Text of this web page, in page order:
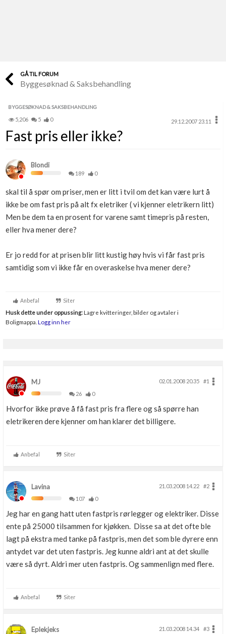
Finn håndverkere
Papirer som mangler
Skaff dokumentasjon som mangler
Kundeservice
Få svar på det du lurer på
Kom i gang med Boligmappa
Se din bolig? Klikk her
GÅ TIL FORUM
Byggesøknad & Saksbehandling
BYGGESØKNAD & SAKSBEHANDLING
5,206 5 0 29.12.2007 23.11
Fast pris eller ikke?
Blondi
189 0
skal til å spør om priser, men er litt i tvil om det kan være lurt å
ikke be om fast pris på alt fx eletriker ( vi kjenner eletrikern litt)
Men be dem ta en prosent for varene samt timepris på resten,
eller hva mener dere?
Er jo redd for at prisen blir litt kustig høy hvis vi får fast pris
samtidig som vi ikke får en overaskelse hva mener dere?
Anbefal Siter
Husk dette under oppussing:Lagre kvitteringer, bilder og avtaler i
Boligmappa. Logg inn her
MJ 02.01.2008 20.35
#1
26
0
Hvorfor ikke prøve å få fast pris fra flere og så spørre han
eletrikeren dere kjenner om han klarer det billigere.
Anbefal Siter
Lavina 21.03.2008 14.22
#2
107
0
Jeg har en gang hatt uten fastpris rørlegger og elektriker. Disse
ente på 25000 tilsammen for kjøkken. Disse sa at det ofte ble
lagt på ekstra med tanke på fastpris, men det som ble dyrere enn
antydet var det uten fastpris. Jeg kunne aldri ant at det skulle
være så dyrt. Aldri mer uten fastpris. Og sammenlign med flere.
Anbefal Siter
Eplekjeks 21.03.2008 14.34
#3